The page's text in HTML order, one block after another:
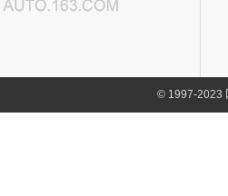
©1997-2023